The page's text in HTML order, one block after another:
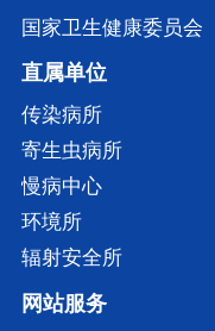
国家卫生健康委员会
直属单位
传染病所
寄生虫病所
慢病中心
环境所
辐射安全所
网站服务